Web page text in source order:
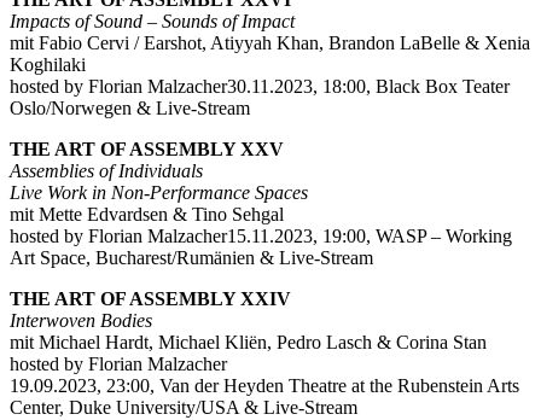
Impacts of Sound – Sounds of Impact
mit Fabio Cervi / Earshot, Atiyyah Khan, Brandon LaBelle & Xenia
Koghilaki
hosted by Florian Malzacher30.11.2023, 18:00, Black Box Teater
Oslo/Norwegen & Live-Stream
THE ART OF ASSEMBLY XXV
Assemblies of Individuals
Live Work in Non-Performance Spaces
mit Mette Edvardsen & Tino Sehgal
hosted by Florian Malzacher15.11.2023, 19:00, WASP – Working
Art Space, Bucharest/Rumänien & Live-Stream
THE ART OF ASSEMBLY XXIV
Interwoven Bodies
mit Michael Hardt, Michael Kliën, Pedro Lasch & Corina Stan
hosted by Florian Malzacher
19.09.2023, 23:00, Van der Heyden Theatre at the Rubenstein Arts
Center, Duke University/USA & Live-Stream